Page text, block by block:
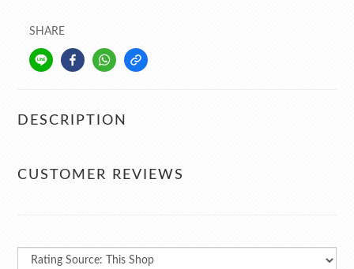
SHARE
DESCRIPTION
CUSTOMER REVIEWS